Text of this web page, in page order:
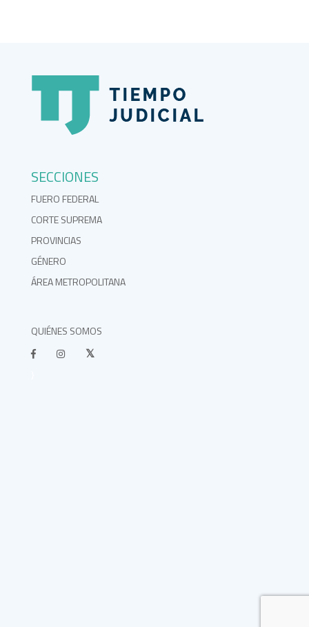
SECCIONES
FUERO FEDERAL
CORTE SUPREMA
PROVINCIAS
GÉNERO
ÁREA METROPOLITANA
QUIÉNES SOMOS